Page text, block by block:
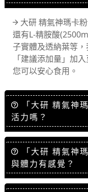
大研 精氣神瑪卡
還有L-精胺酸
子實體及透納葉等
「建議添加量」加
您可以安心食用。
「大研 精氣神
活力嗎？
「大研 精氣神
與體力有感覺？